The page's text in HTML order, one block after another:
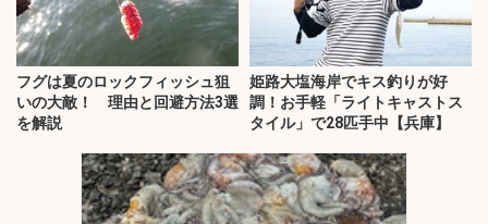
フグは夏のロックフィッシュ狙
いの大敵！ 理由と回避方法3選
を解説
姫路大塩海岸でキス釣りが好
調！お手軽「ライトキャストス
タイル」で28匹手中【兵庫】